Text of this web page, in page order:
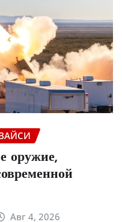
оружие,
Авг 4, 2026